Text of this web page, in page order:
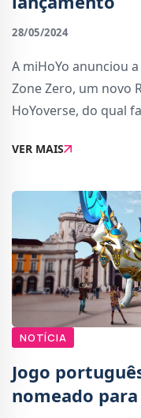
28/05/2024
A miHoYo anunciou
Zone Zero, um novo
HoYoverse, do qual
lançamento para
VER MAIS
NOTÍCIA
Jogo
nomeado